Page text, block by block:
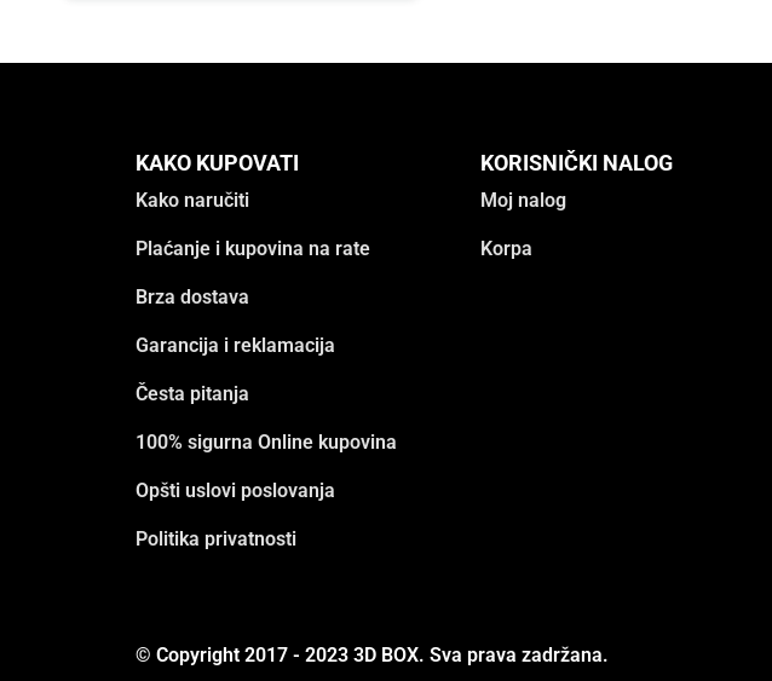
KAKO KUPOVATI
Kako naručiti
Plaćanje i kupovina na rate
Brza dostava
Garancija i reklamacija
Česta pitanja
100% sigurna Online kupovina
Opšti uslovi poslovanja
Politika privatnosti
KORISNIČKI NALOG
Moj nalog
Korpa
© Copyright 2017 - 2023 3D BOX. Sva prava zadržana.